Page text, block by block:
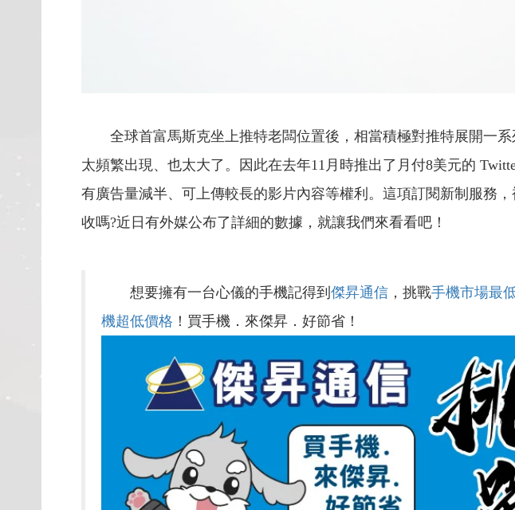
全球首富馬斯克坐上推特老闆位置後，相當積極對推特展開一
太頻繁出現、也太大了。因此在去年11月時推出了月付8美元的
有廣告量減半、可上傳較長的影片內容等權利。這項訂閱新制服務
收嗎?近日有外媒公布了詳細的數據，就讓我們來看看吧！
想要擁有一台心儀的手機記得到 傑昇通信 ，挑戰手機市場最
機超低價格 ！買手機．來傑昇．好節省！